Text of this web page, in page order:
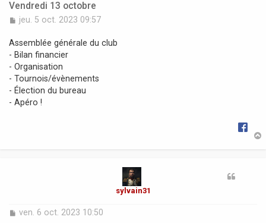
Vendredi 13 octobre
M
s
s
a
g
e
jeu. 5 oct. 2023 09:57
Assemblée générale du club
- Bilan financier
- Organisation
- Tournois/évènements
- Élection du bureau
- Apéro !
sylvain31
M
ven. 6 oct. 2023 10:50